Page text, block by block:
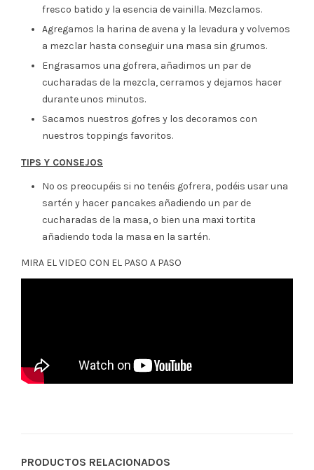
fresco batido y la esencia de vainilla. Mezclamos.
Agregamos la harina de avena y la levadura y volvemos
a mezclar hasta conseguir una masa sin grumos.
Engrasamos una gofrera, añadimos un par de
cucharadas de la mezcla, cerramos y dejamos hacer
durante unos minutos.
Sacamos nuestros gofres y los decoramos con
nuestros toppings favoritos.
TIPS Y CONSEJOS
No os preocupéis si no tenéis gofrera, podéis usar una
sartén y hacer pancakes añadiendo un par de
cucharadas de la masa, o bien una maxi tortita
añadiendo toda la masa en la sartén.
MIRA EL VIDEO CON EL PASO A PASO
PRODUCTOS RELACIONADOS